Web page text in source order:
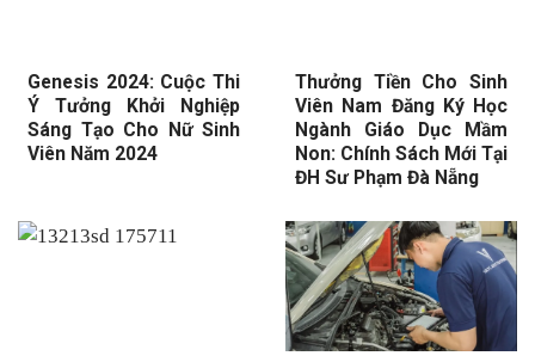
Genesis 2024: Cuộc Thi
Ý Tưởng Khởi Nghiệp
Sáng Tạo Cho Nữ Sinh
Viên Năm 2024
Thưởng Tiền Cho Sinh
Viên Nam Đăng Ký Học
Ngành Giáo Dục Mầm
Non: Chính Sách Mới Tại
ĐH Sư Phạm Đà Nẵng